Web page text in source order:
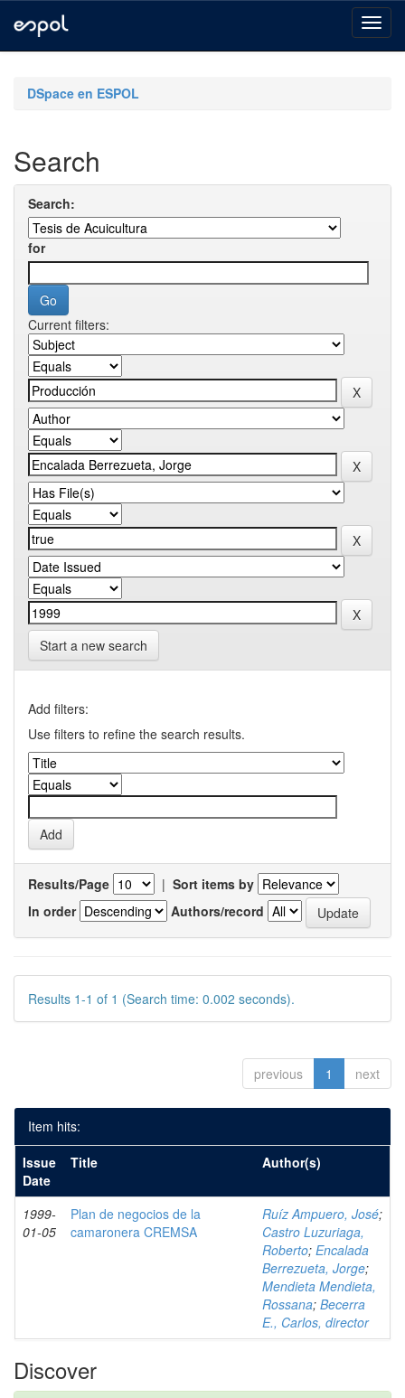
navigationDSpace en ESPOL
Search
Search:
for
Current filters:
Start a new search
Add filters:
Use filters to refine the search results.
Results/Page | Sort items by
In order
Authors/record
Results 1-1 of 1 (Search time: 0.002 seconds).
previous 1 next
Item hits:
Issue
Date
Title Author(s)
1999-
01-05
Plan de negocios de la
camaronera CREMSA
Ruíz Ampuero, José;
Castro Luzuriaga,
Roberto; Encalada
Berrezueta, Jorge;
Mendieta Mendieta,
Rossana; Becerra
E., Carlos, director
Discover